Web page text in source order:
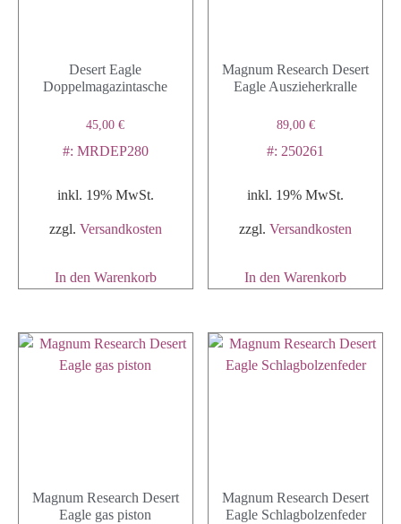
Desert Eagle
Doppelmagazintasche
45,00€
#: MRDEP280
inkl. 19% MwSt.
zzgl. Versandkosten
In den Warenkorb
Magnum Research Desert
Eagle Auszieherkralle
89,00 €
#: 250261
inkl. 19% MwSt.
zzgl.Versandkosten
In den Warenkorb
Magnum Research Desert
Eagle gas piston
Magnum Research Desert
Eagle Schlagbolzenfeder